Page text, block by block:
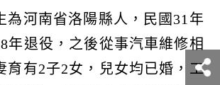
為河南省洛陽縣人，民國31年
年退役，之後從事汽車維修相
育有2子2女，兒女均已婚，工